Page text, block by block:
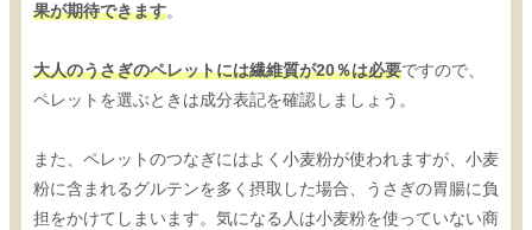
果が期待できます。
大人のうさぎのペレットには繊維質が20％は必要ですので、
ペレットを選ぶときは成分表記を確認しましょう。
また、ペレットのつなぎにはよく小麦粉が使われますが、小麦
粉に含まれるグルテンを多く摂取した場合、うさぎの胃腸に負
担をかけてしまいます。気になる人は小麦粉を使っていない商